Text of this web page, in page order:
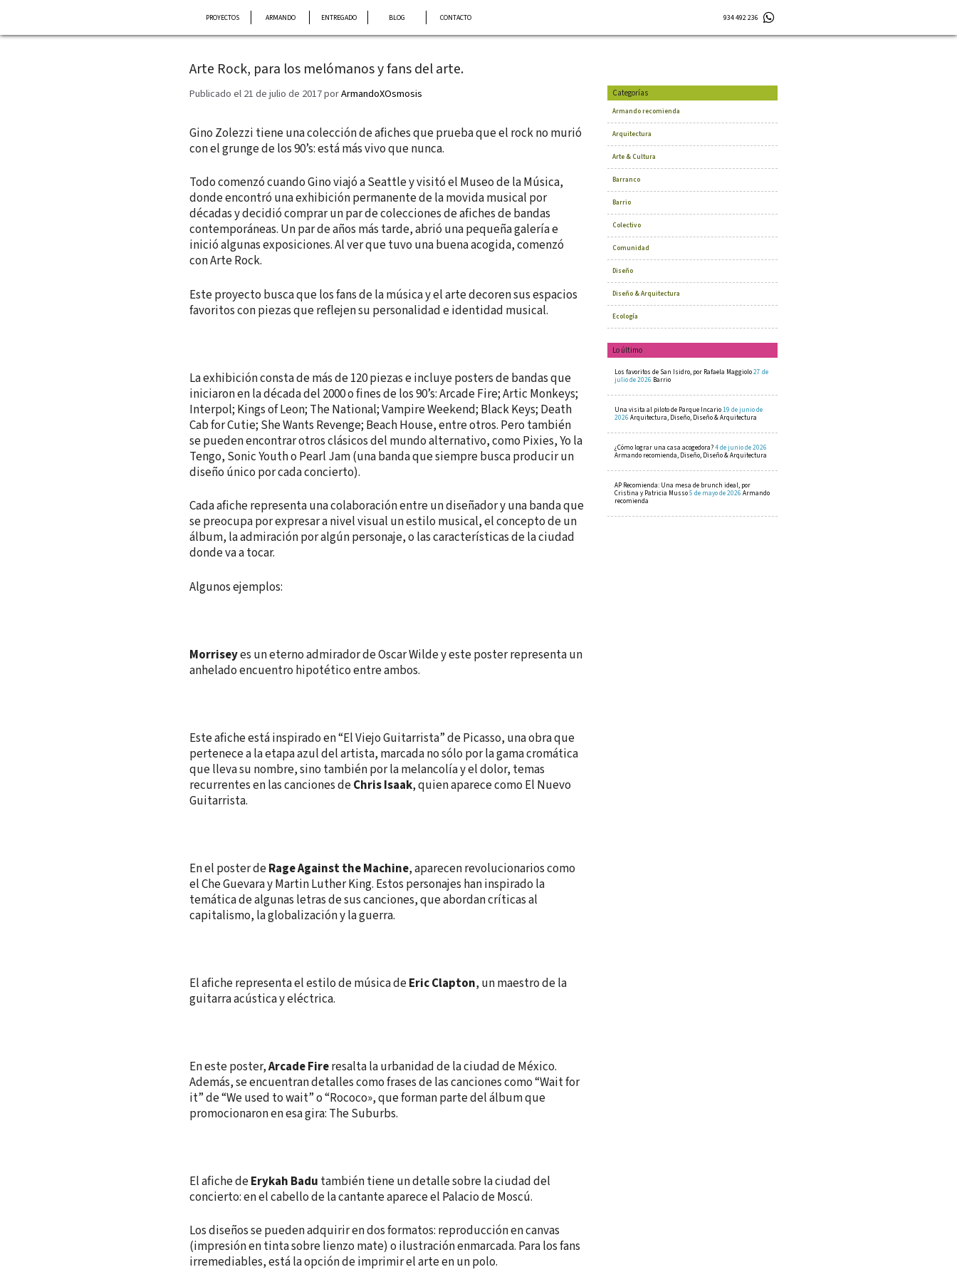
PROYECTOS ARMANDO ENTREGADO BLOG CONTACTO 934 492 236
contenido
Arte Rock, para los melómanos y fans del arte.
Publicado el 21 de julio de 2017porArmandoXOsmosis
Gino Zolezzi tiene una colección de afiches que prueba que el rock no murió
con el grunge de los 90’s: está más vivo que nunca.
Todo comenzó cuando Gino viajó a Seattle y visitó el Museo de la Música,
donde encontró una exhibición permanente de la movida musical por
décadas y decidió comprar un par de colecciones de afiches de bandas
contemporáneas. Un par de años más tarde, abrió una pequeña galería e
inició algunas exposiciones. Al ver que tuvo una buena acogida, comenzó
con Arte Rock.
Este proyecto busca que los fans de la música y el arte decoren sus espacios
favoritos con piezas que reflejen su personalidad e identidad musical.
La exhibición consta de más de 120 piezas e incluye posters de bandas que
iniciaron en la década del 2000 o fines de los 90’s: Arcade Fire; Artic Monkeys;
Interpol; Kings of Leon; The National; Vampire Weekend; Black Keys; Death
Cab for Cutie; She Wants Revenge; Beach House, entre otros. Pero también
se pueden encontrar otros clásicos del mundo alternativo, como Pixies, Yo la
Tengo, Sonic Youth o Pearl Jam (una banda que siempre busca producir un
diseño único por cada concierto).
Cada afiche representa una colaboración entre un diseñador y una banda que
se preocupa por expresar a nivel visual un estilo musical, el concepto de un
álbum, la admiración por algún personaje, o las características de la ciudad
donde va a tocar.
Algunos ejemplos:
Morriseyes un eterno admirador de Oscar Wilde y este poster representa un
anhelado encuentro hipotético entre ambos.
Este afiche está inspirado en “El Viejo Guitarrista” de Picasso, una obra que
pertenece a la etapa azul del artista, marcada no sólo por la gama cromática
que lleva su nombre, sino también por la melancolía y el dolor, temas
recurrentes en las canciones deChris Isaak, quien aparece como El Nuevo
Guitarrista.
En el poster deRage Against the Machine, aparecen revolucionarios como
el Che Guevara y Martin Luther King. Estos personajes han inspirado la
temática de algunas letras de sus canciones, que abordan críticas al
capitalismo, la globalización y la guerra.
El afiche representa el estilo de música deEric Clapton, un maestro de la
guitarra acústica y eléctrica.
En este poster,Arcade Fireresalta la urbanidad de la ciudad de México.
Además, se encuentran detalles como frases de las canciones como “Wait for
it” de “We used to wait” o “Rococo», que forman parte del álbum que
promocionaron en esa gira: The Suburbs.
El afiche deErykah Badu también tiene un detalle sobre la ciudad del
concierto: en el cabello de la cantante aparece el Palacio de Moscú.
Los diseños se pueden adquirir en dos formatos: reproducción en canvas
(impresión en tinta sobre lienzo mate) o ilustración enmarcada. Para los fans
irremediables, está la opción de imprimir el arte en un polo.
Categorías
Armando recomienda
Arquitectura
Arte & Cultura
Barranco
Barrio
Colectivo
Comunidad
Diseño
Diseño & Arquitectura
Ecología
Lo último
Los favoritos de San Isidro, por Rafaela Maggiolo27 de
julio de 2026 Barrio
Una visita al piloto de Parque Incario19 de junio de
2026 Arquitectura, Diseño, Diseño & Arquitectura
¿Cómo lograr una casa acogedora?4 de junio de 2026
Armando recomienda, Diseño, Diseño & Arquitectura
AP Recomienda: Una mesa de brunch ideal, por
Cristina y Patricia Musso5 de mayo de 2026 Armando
recomienda